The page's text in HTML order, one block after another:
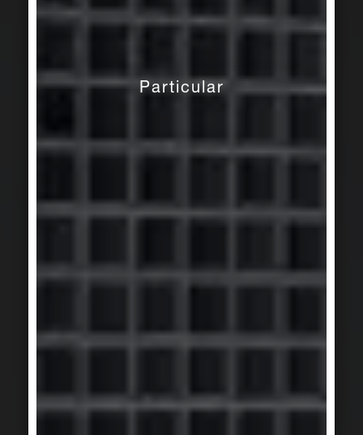
Particular